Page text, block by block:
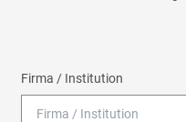
Firma / Institution